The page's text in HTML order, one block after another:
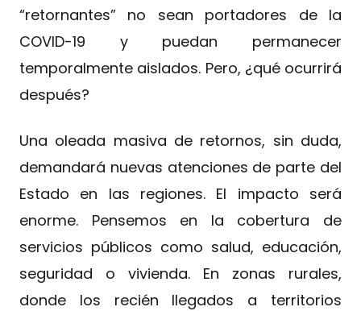
“retornantes” no sean portadores de la
COVID-19 y puedan permanecer
temporalmente aislados. Pero, ¿qué ocurrirá
después?
Una oleada masiva de retornos, sin duda,
demandará nuevas atenciones de parte del
Estado en las regiones. El impacto será
enorme. Pensemos en la cobertura de
servicios públicos como salud, educación,
seguridad o vivienda. En zonas rurales,
donde los recién llegados a territorios